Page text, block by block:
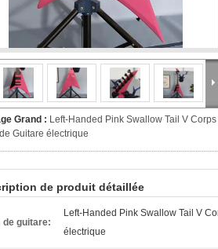
Grand : Left-Handed Pink Swallow Tail V Corps
Guitare électrique
de produit détaillée
de guitare:
Left-Handed Pink Swallow Tail V
électrique